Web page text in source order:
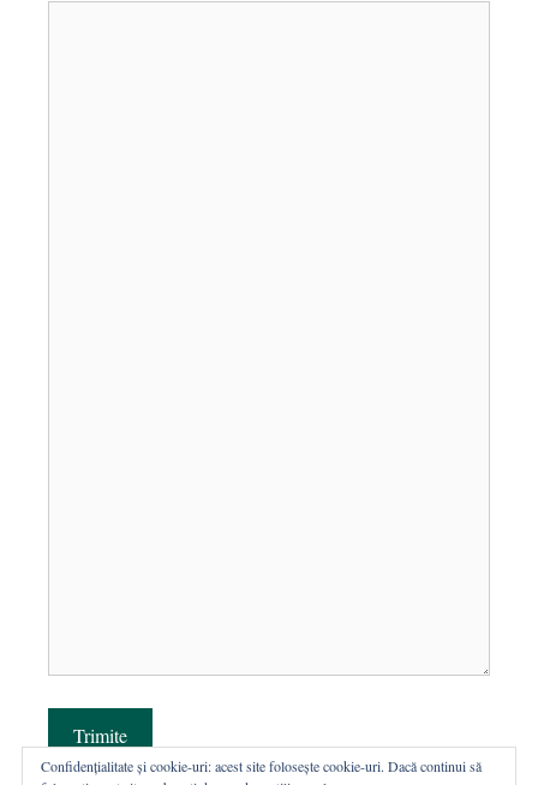
Trimite
Confidențialitate și cookie-uri: acest site folosește cookie-uri. Dacă continui să